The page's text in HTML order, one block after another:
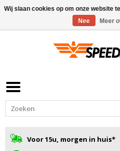
Voor 15u, morgen in huis*
Wij slaan cookies op om onze website
Nee
Meer